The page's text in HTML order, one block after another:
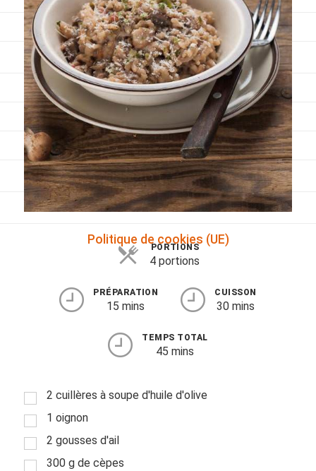
Viandes
Pratique
Mesures conversions
Lexique des différents termes de cuisine
Service du vin
Contact
Mes livres
Politique de cookies (UE)
PORTIONS
4 portions
PRÉPARATION
15 mins
CUISSON
30 mins
TEMPS TOTAL
45 mins
2 cuillères à soupe d'huile d'olive
1 oignon
2 gousses d'ail
300 g de cèpes